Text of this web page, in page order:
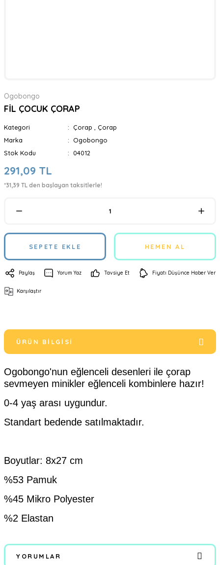
Ogobongo
FİL ÇOCUK ÇORAP
Kategori Çorap
Çorap
Marka
Ogobongo
Stok Kodu
04012
291,09 TL
*31,39 TL den başlayan taksitlerle!
SEPETE EKLE HEMEN AL
Paylaş Yorum Yaz Tavsiye Et Fiyatı Düşünce Haber Ver
Karşılaştır
ÜRÜN BILGISI
Ogobongo'nun eğlenceli desenleri ile çorap
sevmeyen minikler eğlenceli kombinlere hazır!
0-4 yaş arası uygundur.
Standart bedende satılmaktadır.
Boyutlar: 8x27 cm
%53 Pamuk
%45 Mikro Polyester
%2 Elastan
YORUMLAR